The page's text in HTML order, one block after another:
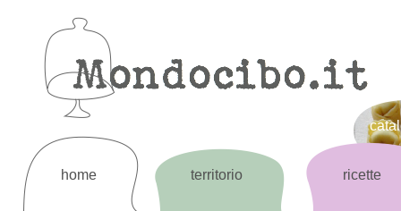
home territorio ricette